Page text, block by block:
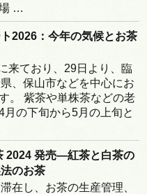
…
2026：今年の気候とお茶
来ており、29日より、臨
、保山市などを中心にお
。 紫茶や単株茶などの老
の下旬から5月の上旬と
2024 発売―紅茶と白茶の
のお茶
在し、お茶の生産管理、